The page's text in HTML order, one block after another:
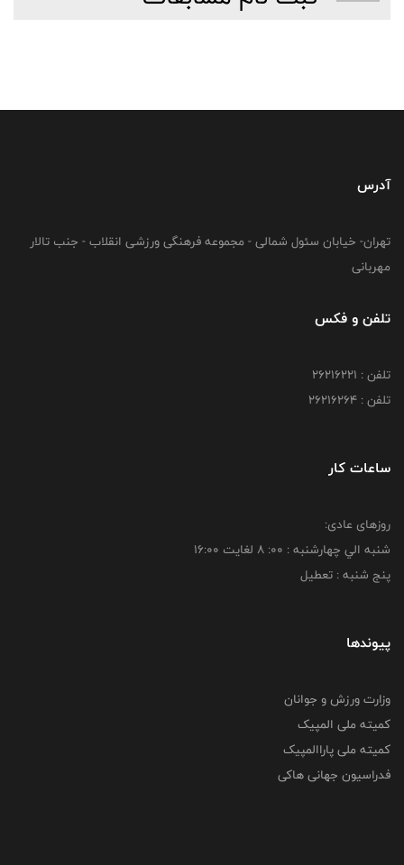
آدرس
تهران- خیابان سئول شمالی - مجموعه فرهنگی ورزشی انقلاب - جنب تالار
مهربانی
تلفن و فکس
تلفن : 26216221
تلفن : 26216264
ساعات کار
روزهای عادی:
شنبه الي چهارشنبه : 00: 8 لغايت 16:00
پنج شنبه : تعطیل
پیوندها
وزارت ورزش و جوانان
کمیته ملی المپیک
کمیته ملی پاراالمپیک
فدراسیون جهانی هاکی